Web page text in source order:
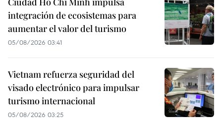
integración de ecosistemas para
aumentar el valor del turismo
05/08/2026 03:41
Vietnam refuerza seguridad del
visado electrónico para impulsar
turismo internacional
05/08/2026 03:25